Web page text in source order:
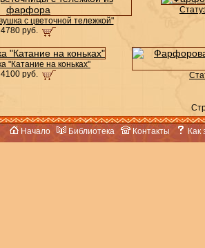
с цветочной тележкой"
4780 руб.
"Катание на коньках"
4100 руб.
Начало Библиотека Контакты Как